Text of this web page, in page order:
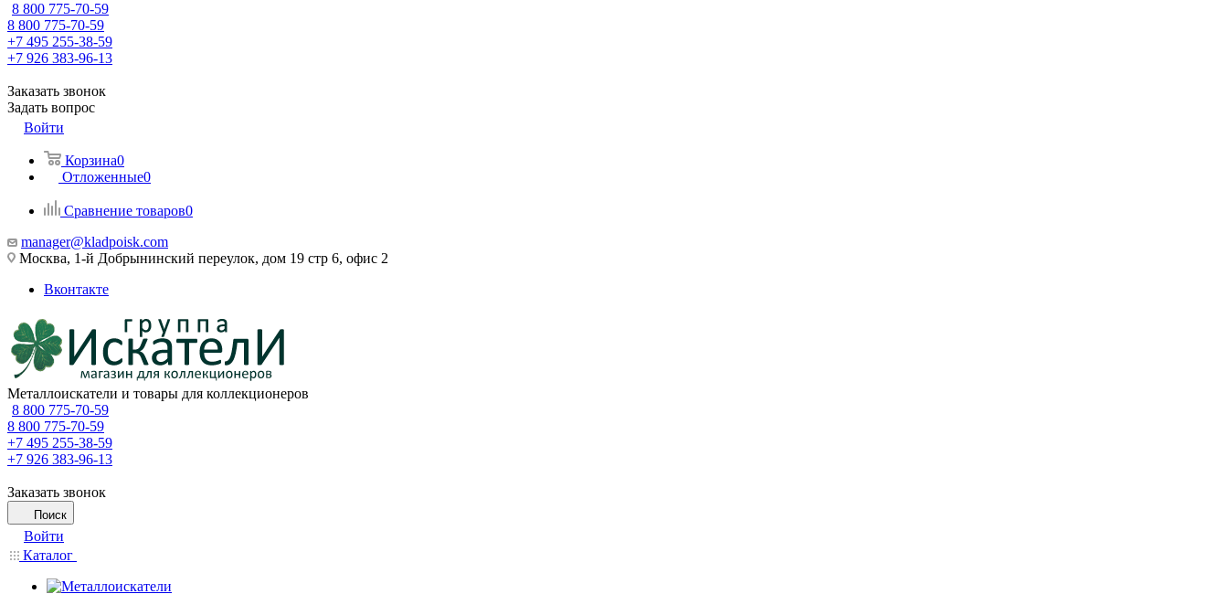
8 800 775-70-59
8 800 775-70-59
+7 495 255-38-59
+7 926 383-96-13
Заказать звонок
Задать вопрос
Войти
Корзина0
Отложенные0
Сравнение товаров0
manager@kladpoisk.com
Москва, 1-й Добрынинский переулок, дом 19 стр 6, офис 2
Вконтакте
Металлоискатели и товары для коллекционеров
8 800 775-70-59
8 800 775-70-59
+7 495 255-38-59
+7 926 383-96-13
Заказать звонок
Поиск
Войти
Каталог